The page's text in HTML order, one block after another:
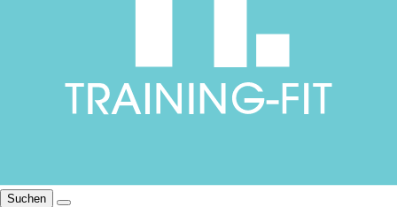
Suchen